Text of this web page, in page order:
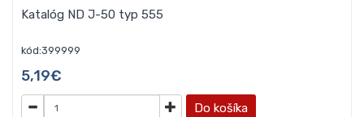
Katalóg ND J-50 typ 555
kód:399999
5,19€
Do košíka